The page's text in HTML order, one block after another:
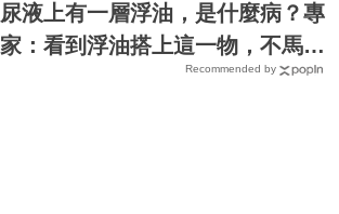
尿液上有一層浮油，是什麼病？專
家：看到浮油搭上這一物，不馬上
Recommended by